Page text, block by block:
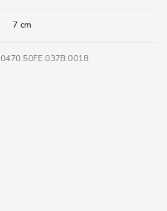
7 cm
0470.50FE.037B.0018